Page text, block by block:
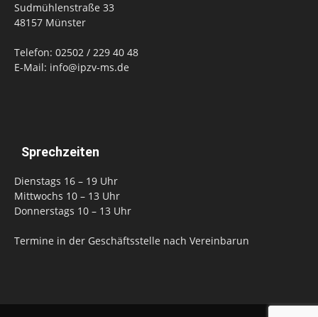
Sudmühlenstraße 33
48157 Münster
Telefon: 02502 / 229 40 48
E-Mail: info@ipzv-ms.de
Sprechzeiten
Dienstags 16 – 19 Uhr
Mittwochs 10 – 13 Uhr
Donnerstags 10 – 13 Uhr
Termine in der Geschäftsstelle nach Vereinbarun